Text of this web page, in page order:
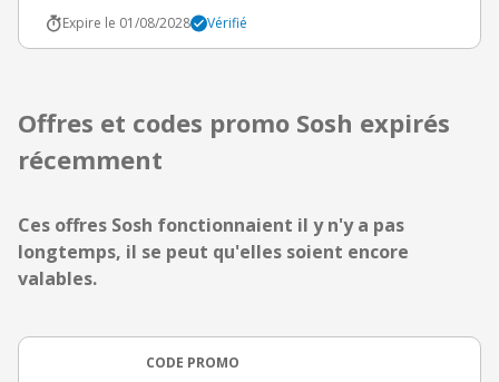
Expire le 01/08/2028
Vérifié
Offres et codes promo Sosh expirés
récemment
Ces offres Sosh fonctionnaient il y n'y a pas
longtemps, il se peut qu'elles soient encore
valables.
CODE PROMO